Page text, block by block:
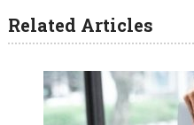
Related Articles